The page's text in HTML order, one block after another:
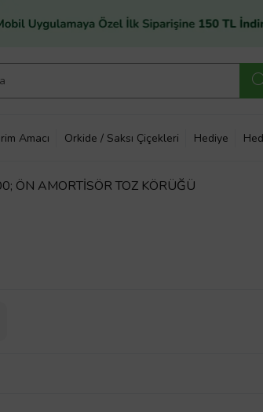
Amacı Orkide / Saksı Çiçekleri Hediye
ÖN AMORTİSÖR TOZ KÖRÜĞÜ